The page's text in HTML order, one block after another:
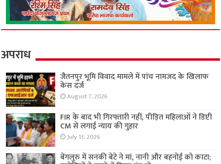
अपराध
जैतनपुर भूमि विवाद मामले में पांच नामजद के खिलाफ
केस दर्ज
August 7, 2026
FIR के बाद भी गिरफ्तारी नहीं, पीड़ित महिलाओं ने डिप्टी
CM से लगाई न्याय की गुहार
July 13, 2026
बेंगलुरु में सनकी बेटे ने मां, नानी और बहनोई को काटा;